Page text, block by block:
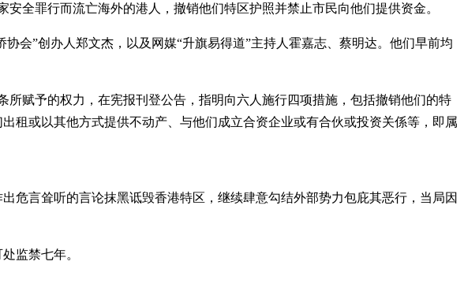
全罪行而流亡海外的港人，撤销他们特区护照并禁止市民向他们提供资金。
会”创办人郑文杰，以及网媒“升旗易得道”主持人霍嘉志、蔡明达。他们早前均
赋予的权力，在宪报刊登公告，指明向六人施行四项措施，包括撤销他们的特
租或以其他方式提供不动产、与他们成立合资企业或有合伙或投资关係等，即属
危言耸听的言论抹黑诋毁香港特区，继续肆意勾结外部势力包庇其恶行，当局因
监禁七年。